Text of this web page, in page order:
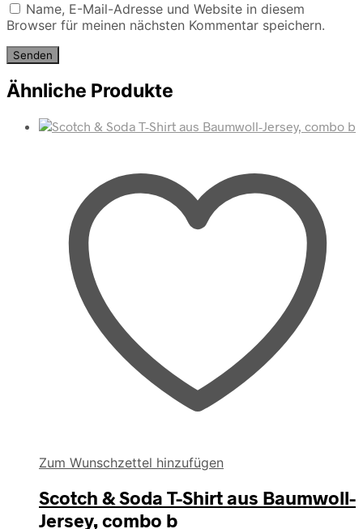
Name, E-Mail-Adresse und Website in diesem
Browser für meinen nächsten Kommentar speichern.
Ähnliche Produkte
Zum Wunschzettel hinzufügen
Scotch & Soda T-Shirt aus Baumwoll-
Jersey, combo b